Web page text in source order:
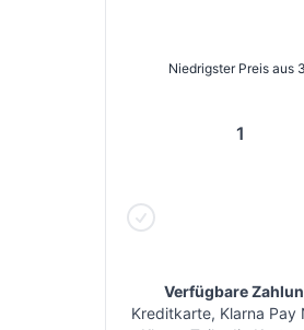
Niedrigster Preis aus
Verfügbare
Kreditkarte, Klarna Pay